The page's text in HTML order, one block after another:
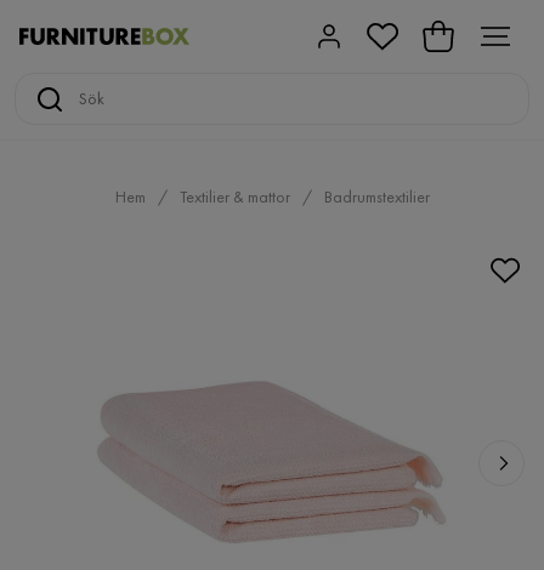
Hem Textilier & mattor Badrumstextilier